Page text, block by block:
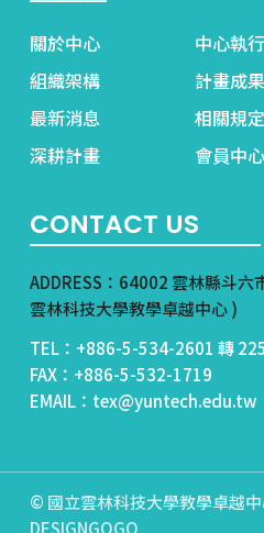
關於中心
中心執
組織架構
計畫成果
最新消息
相關規
深耕計畫
會員中心
CONTACT US
ADDRESS：64002 雲林縣斗
雲林科技大學教學卓越中心 )
TEL：+886-5-534-2601 轉
FAX：+886-5-532-1719
EMAIL：tex@yuntech.edu.tw
© 國立雲林科技大學教學卓越